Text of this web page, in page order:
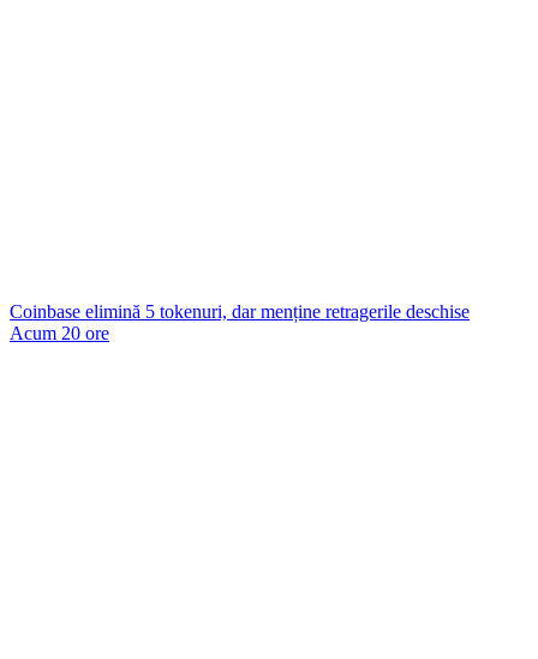
Coinbase elimină 5 tokenuri, dar menține retragerile deschise
Acum 20 ore